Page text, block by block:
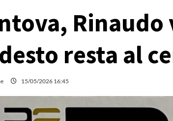
Rinaudo
resta al
15/05/2026 16:45